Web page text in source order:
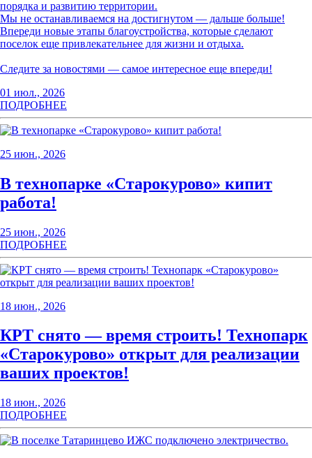
порядка и развитию территории.
Мы не останавливаемся на достигнутом — дальше больше!
Впереди новые этапы благоустройства, которые сделают
поселок еще привлекательнее для жизни и отдыха.
Следите за новостями — самое интересное еще впереди!
01 июл., 2026
ПОДРОБНЕЕ
25 июн., 2026
В технопарке «Старокурово» кипит
работа!
25 июн., 2026
ПОДРОБНЕЕ
18 июн., 2026
КРТ снято — время строить! Технопарк
«Старокурово» открыт для реализации
ваших проектов!
18 июн., 2026
ПОДРОБНЕЕ